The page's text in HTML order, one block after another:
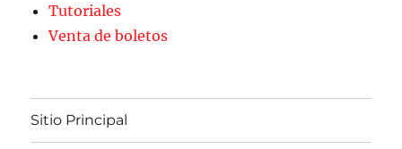
Tutoriales
Venta de boletos
Sitio Principal